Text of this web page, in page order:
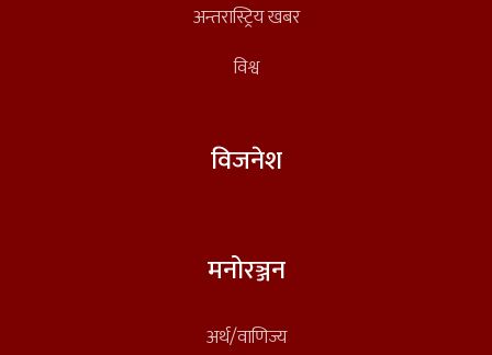
अन्तरास्ट्रिय खबर
विश्व
विजनेश
मनोरञ्जन
अर्थ/वाणिज्य